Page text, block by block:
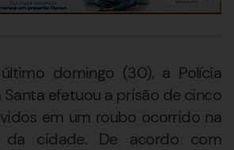
domingo (30), a Polícia
Santa efetuou a prisão de cinco
em um roubo ocorrido na
cidade. De acordo com